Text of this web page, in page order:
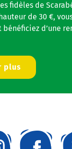
fidèles de
de 30 €,
d’une
plus